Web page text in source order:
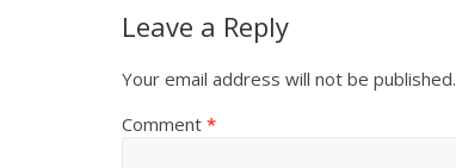
Leave a Reply
Your email address will not be published.
Comment *